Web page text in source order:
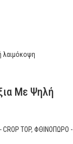
Με Ψηλή
TOP, ΦΘΙΝΟΠΩΡΟ -